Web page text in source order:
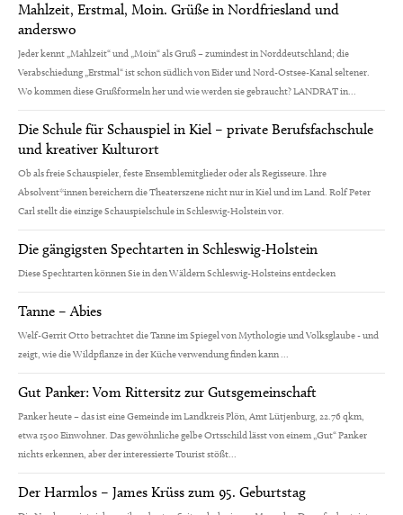
Mahlzeit, Erstmal, Moin. Grüße in Nordfriesland und
anderswo
Jeder kennt „Mahlzeit“ und „Moin“ als Gruß – zumindest in Norddeutschland; die
Verabschiedung „Erstmal“ ist schon südlich von Eider und Nord-Ostsee-Kanal seltener.
Wo kommen diese Grußformeln her und wie werden sie gebraucht? LANDRAT in...
Die Schule für Schauspiel in Kiel – private Berufsfachschule
und kreativer Kulturort
Ob als freie Schauspieler, feste Ensemblemitglieder oder als Regisseure. Ihre
Absolvent*innen bereichern die Theaterszene nicht nur in Kiel und im Land. Rolf Peter
Carl stellt die einzige Schauspielschule in Schleswig-Holstein vor.
Die gängigsten Spechtarten in Schleswig-Holstein
Diese Spechtarten können Sie in den Wäldern Schleswig-Holsteins entdecken
Tanne – Abies
Welf-Gerrit Otto betrachtet die Tanne im Spiegel von Mythologie und Volksglaube - und
zeigt, wie die Wildpflanze in der Küche verwendung finden kann ...
Gut Panker: Vom Rittersitz zur Gutsgemeinschaft
Panker heute – das ist eine Gemeinde im Landkreis Plön, Amt Lütjenburg, 22.76 qkm,
etwa 1500 Einwohner. Das gewöhnliche gelbe Ortsschild lässt von einem „Gut“ Panker
nichts erkennen, aber der interessierte Tourist stößt...
Der Harmlos – James Krüss zum 95. Geburtstag